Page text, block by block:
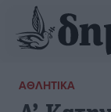
ΑΘΛΗΤΙΚΆ